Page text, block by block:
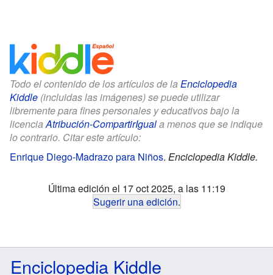
Todo el contenido de los artículos de la Enciclopedia
Kiddle (incluidas las imágenes) se puede utilizar
libremente para fines personales y educativos bajo la
licenciaAtribución-CompartirIguala menos que se indique
lo contrario. Citar este artículo:
Enrique Diego-Madrazo para Niños. Enciclopedia Kiddle.
Última edición el 17 oct 2025, a las 11:19
Sugerir una edición.
Enciclopedia Kiddle